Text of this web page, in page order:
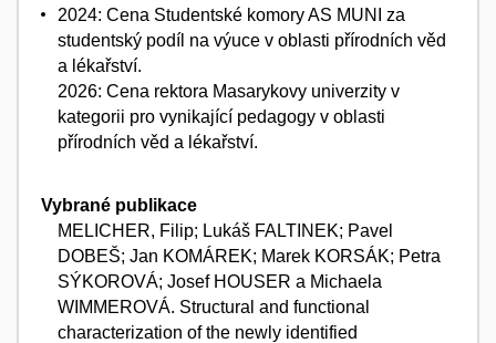
2024: Cena Studentské komory AS MUNI za
studentský podíl na výuce v oblasti přírodních věd
a lékařství.
2026: Cena rektora Masarykovy univerzity v
kategorii pro vynikající pedagogy v oblasti
přírodních věd a lékařství.
Vybrané publikace
MELICHER, Filip; Lukáš FALTINEK; Pavel
DOBEŠ; Jan KOMÁREK; Marek KORSÁK; Petra
SÝKOROVÁ; Josef HOUSER a Michaela
WIMMEROVÁ. Structural and functional
characterization of the newly identified